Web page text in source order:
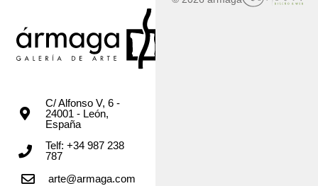
C/ Alfonso V, 6 -
24001 - León,
España
Telf: +34 987 238
787
arte@armaga.com